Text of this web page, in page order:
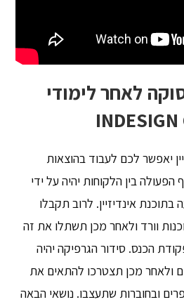
לאחר לימודי
יאפשר לכם לעבוד בהוצאות
בין הלקוחות יהיה על ידי
אינדיזיין. לרוב תקבלו
וורד ולאחר מכן תשתלו את זה
הכנס. סידור הגרפיקה יהיה
ולאחר מכן תצטרכו להתאים את
ובחוברות שתעצבו. נושאי הבאה